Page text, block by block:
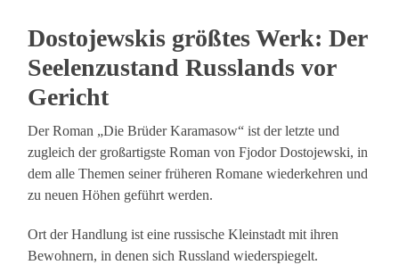
Dostojewskis größtes Werk: Der
Seelenzustand Russlands vor
Gericht
Der Roman „Die Brüder Karamasow“ ist der letzte und
zugleich der großartigste Roman von Fjodor Dostojewski, in
dem alle Themen seiner früheren Romane wiederkehren und
zu neuen Höhen geführt werden.
Ort der Handlung ist eine russische Kleinstadt mit ihren
Bewohnern, in denen sich Russland wiederspiegelt.